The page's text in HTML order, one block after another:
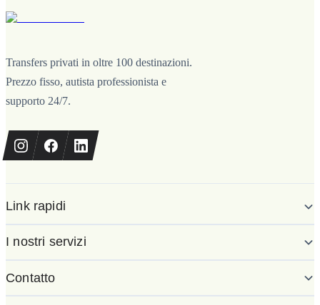
Transfers privati in oltre 100 destinazioni.
Prezzo fisso, autista professionista e
supporto 24/7.
Link rapidi
I nostri servizi
Contatto